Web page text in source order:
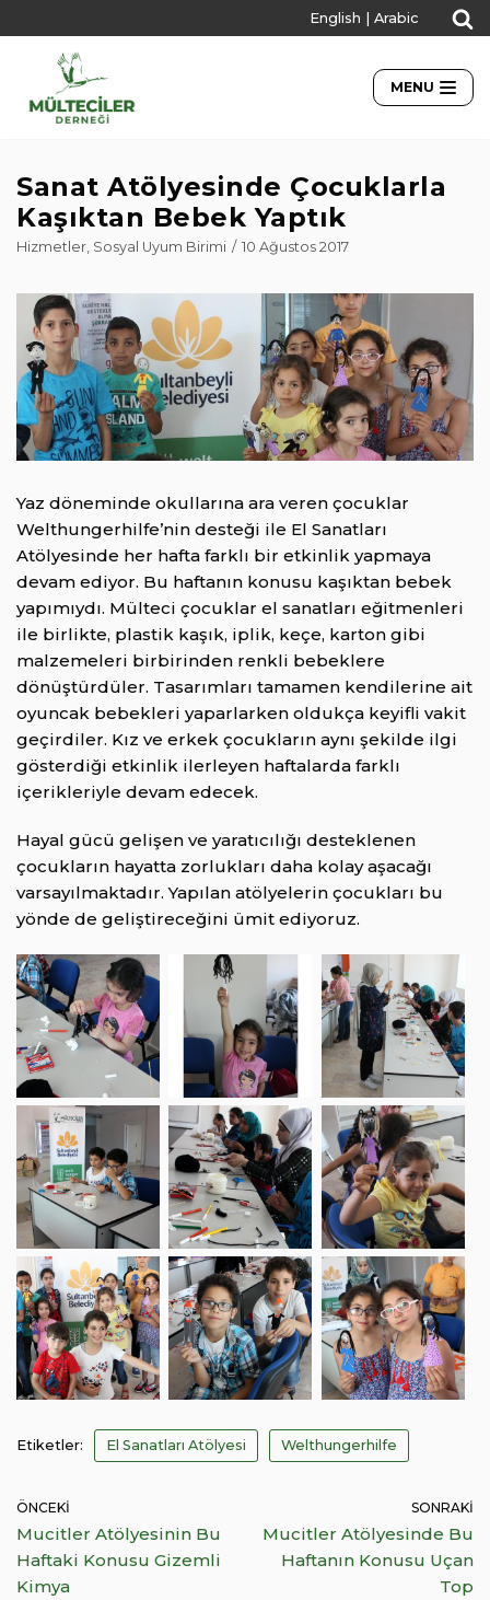
English Arabic
MENU
Sanat Atölyesinde Çocuklarla
Kaşıktan Bebek Yaptık
Hizmetler, Sosyal Uyum Birimi 10 Ağustos 2017
Yaz döneminde okullarına ara veren çocuklar
Welthungerhilfe’nin desteği ile El Sanatları
Atölyesinde her hafta farklı bir etkinlik yapmaya
devam ediyor. Bu haftanın konusu kaşıktan bebek
yapımıydı. Mülteci çocuklar el sanatları eğitmenleri
ile birlikte, plastik kaşık, iplik, keçe, karton gibi
malzemeleri birbirinden renkli bebeklere
dönüştürdüler. Tasarımları tamamen kendilerine ait
oyuncak bebekleri yaparlarken oldukça keyifli vakit
geçirdiler. Kız ve erkek çocukların aynı şekilde ilgi
gösterdiği etkinlik ilerleyen haftalarda farklı
içerikleriyle devam edecek.
Hayal gücü gelişen ve yaratıcılığı desteklenen
çocukların hayatta zorlukları daha kolay aşacağı
varsayılmaktadır. Yapılan atölyelerin çocukları bu
yönde de geliştireceğini ümit ediyoruz.
Etiketler: El Sanatları Atölyesi Welthungerhilfe
ÖNCEKI
Mucitler Atölyesinin Bu
Haftaki Konusu Gizemli
Kimya
SONRAKI
Mucitler Atölyesinde Bu
Haftanın Konusu Uçan
Top